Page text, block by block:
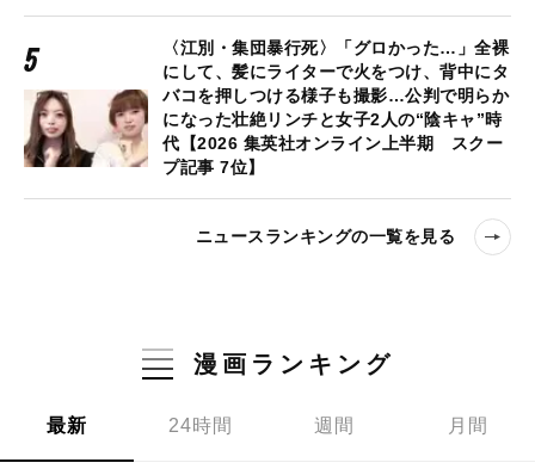
〈江別・集団暴行死〉「グロかった…」全裸
にして、髪にライターで火をつけ、背中にタ
バコを押しつける様子も撮影…公判で明らか
になった壮絶リンチと女子2人の“陰キャ”時
代【2026 集英社オンライン上半期 スクー
プ記事 7位】
ニュースランキングの一覧を見る
漫画ランキング
最新 24時間 週間 月間